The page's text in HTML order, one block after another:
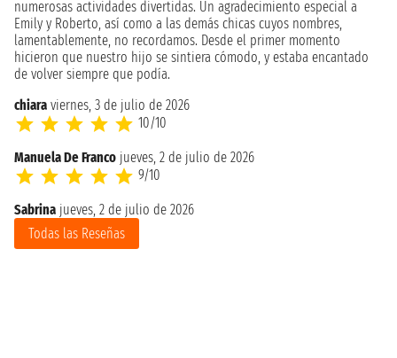
numerosas actividades divertidas. Un agradecimiento especial a
Emily y Roberto, así como a las demás chicas cuyos nombres,
lamentablemente, no recordamos. Desde el primer momento
hicieron que nuestro hijo se sintiera cómodo, y estaba encantado
de volver siempre que podía.
chiara viernes, 3 de julio de 2026
10/10
Manuela De Franco jueves, 2 de julio de 2026
9/10
Sabrina jueves, 2 de julio de 2026
Todas las Reseñas